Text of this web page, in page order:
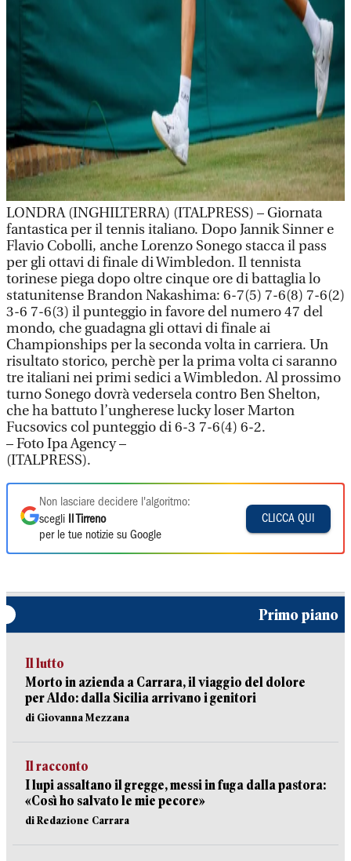
LONDRA (INGHILTERRA) (ITALPRESS) – Giornata
fantastica per il tennis italiano. Dopo Jannik Sinner e
Flavio Cobolli, anche Lorenzo Sonego stacca il pass
per gli ottavi di finale di Wimbledon. Il tennista
torinese piega dopo oltre cinque ore di battaglia lo
statunitense Brandon Nakashima: 6-7(5) 7-6(8) 7-6(2)
3-6 7-6(3) il punteggio in favore del numero 47 del
mondo, che guadagna gli ottavi di finale ai
Championships per la seconda volta in carriera. Un
risultato storico, perchè per la prima volta ci saranno
tre italiani nei primi sedici a Wimbledon. Al prossimo
turno Sonego dovrà vedersela contro Ben Shelton,
che ha battuto l’ungherese lucky loser Marton
Fucsovics col punteggio di 6-3 7-6(4) 6-2.
– Foto Ipa Agency –
(ITALPRESS).
Non lasciare decidere l'algoritmo:
scegli
Il Tirreno
per le tue notizie su Google
CLICCA QUI
Primo piano
Il lutto
Morto in azienda a Carrara, il viaggio del dolore
per Aldo: dalla Sicilia arrivano i genitori
di Giovanna Mezzana
Il racconto
I lupi assaltano il gregge, messi in fuga dalla pastora:
«Così ho salvato le mie pecore»
di Redazione Carrara